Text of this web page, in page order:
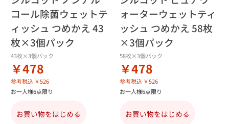
コール除菌ウェットテ
ィッシュ つめかえ 43
枚×3個パック
43枚×3個パック
￥478
参考税込 ￥526
お一人様6点限り
お買い物をはじめる
ォーターウェットティ
ッシュ つめかえ 58枚
×3個パック
58枚×3個パック
￥478
参考税込 ￥526
お一人様6点限り
お買い物をはじめる